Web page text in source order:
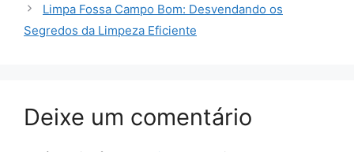
Limpa Fossa Campo Bom: Desvendando os
Segredos da Limpeza Eficiente
Deixe um comentário